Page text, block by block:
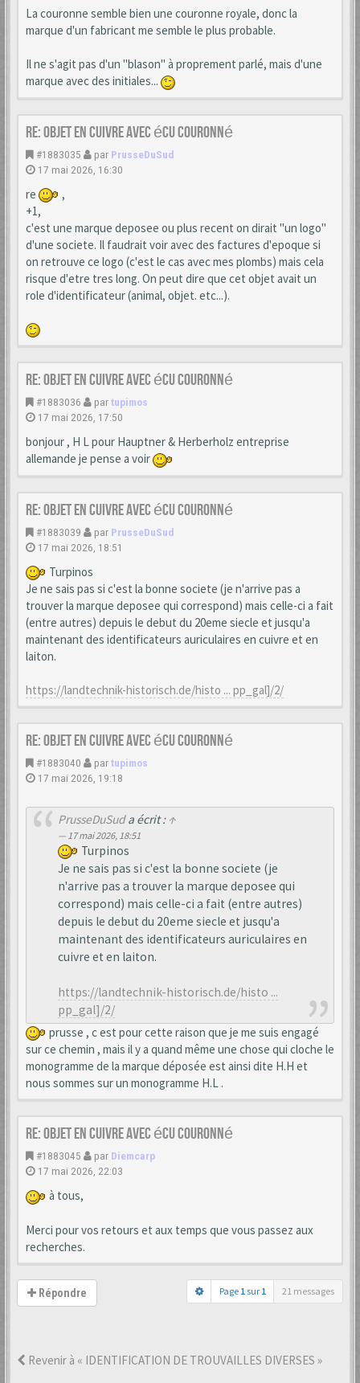
La couronne semble bien une couronne royale, donc la
marque d'un fabricant me semble le plus probable.
Il ne s'agit pas d'un "blason" à proprement parlé, mais d'une
marque avec des initiales...
Re: Objet en cuivre avec écu couronné
#1883035 par PrusseDuSud
17 mai 2026, 16:30
re
,
+1,
c'est une marque deposee ou plus recent on dirait "un logo"
d'une societe. Il faudrait voir avec des factures d'epoque si
on retrouve ce logo (c'est le cas avec mes plombs) mais cela
risque d'etre tres long. On peut dire que cet objet avait un
role d'identificateur (animal, objet. etc...).
Re: Objet en cuivre avec écu couronné
#1883036 partupimos
17 mai 2026, 17:50
bonjour , H L pour Hauptner & Herberholz entreprise
allemande je pense a voir
Re: Objet en cuivre avec écu couronné
#1883039 par PrusseDuSud
17 mai 2026, 18:51
Turpinos
Je ne sais pas si c'est la bonne societe (je n'arrive pas a
trouver la marque deposee qui correspond) mais celle-ci a fait
(entre autres) depuis le debut du 20eme siecle et jusqu'a
maintenant des identificateurs auriculaires en cuivre et en
laiton.
https://landtechnik-historisch.de/histo ... pp_gal]/2/
Re: Objet en cuivre avec écu couronné
#1883040 partupimos
17 mai 2026, 19:18
PrusseDuSuda écrit : ↑
17 mai 2026, 18:51
Turpinos
Je ne sais pas si c'est la bonne societe (je
n'arrive pas a trouver la marque deposee qui
correspond) mais celle-ci a fait (entre autres)
depuis le debut du 20eme siecle et jusqu'a
maintenant des identificateurs auriculaires en
cuivre et en laiton.
https://landtechnik-historisch.de/histo ...
pp_gal]/2/
prusse , c est pour cette raison que je me suis engagé
sur ce chemin , mais il y a quand même une chose qui cloche le
monogramme de la marque déposée est ainsi dite H.H et
nous sommes sur un monogramme H.L .
Re: Objet en cuivre avec écu couronné
#1883045 par Diemcarp
17 mai 2026, 22:03
à tous,
Merci pour vos retours et aux temps que vous passez aux
recherches.
Répondre Page 1 sur 1 21 messages
Revenir à « IDENTIFICATION DE TROUVAILLES DIVERSES »